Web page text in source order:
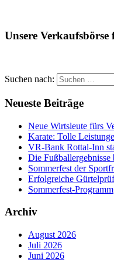
Unsere
Suchen nach:
Neueste Beiträge
Neue Wirtsleute fürs
Karate: Tolle
VR-Bank Rottal-Inn
Die Fußballergebnisse
Sommerfest der
Erfolgreiche
Sommerfest-Programm
Archiv
August 2026
Juli 2026
Juni 2026